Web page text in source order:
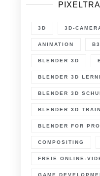
3D 3D-
ANIMATION
BLENDER 3D
BLENDER 3D
BLENDER 3D
BLENDER 3D
BLENDER FOR
COMPOSITING
FREIE ONLINE-